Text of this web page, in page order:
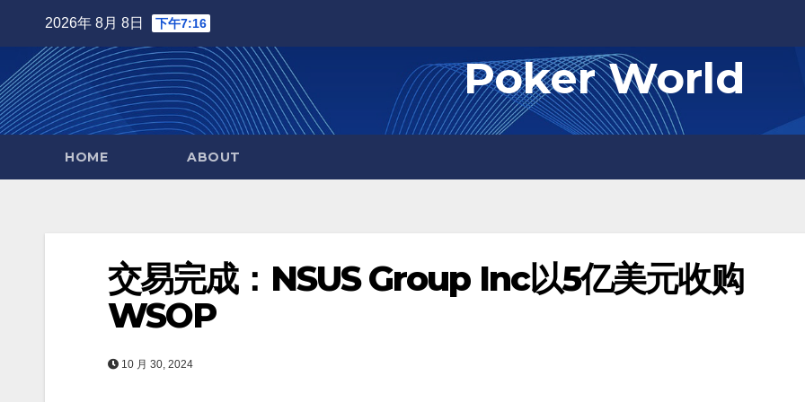
content
2026年 8月 8日 下午7:16
Poker World
HOME ABOUT
交易完成：NSUS Group Inc以5亿美元收购
WSOP
10 月 30, 2024